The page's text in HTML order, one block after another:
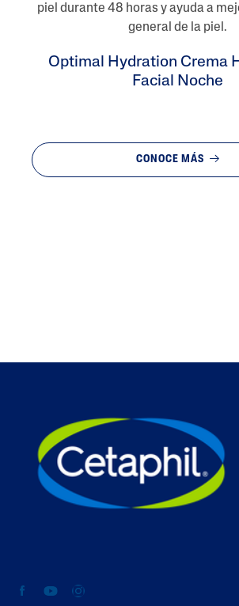
piel durante 48 horas y ayuda a
general de la piel.
Optimal Hydration Crema
Facial Noche
CONOCE MÁS